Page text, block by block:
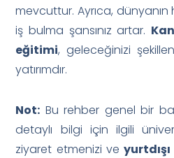
mevcuttur. Ayrıca, dünyanın
iş bulma şansınız artar.
eğitimi, geleceğinizi
yatırımdır.
Not: Bu rehber genel bir
detaylı bilgi için ilgili
ziyaret etmenizi ve